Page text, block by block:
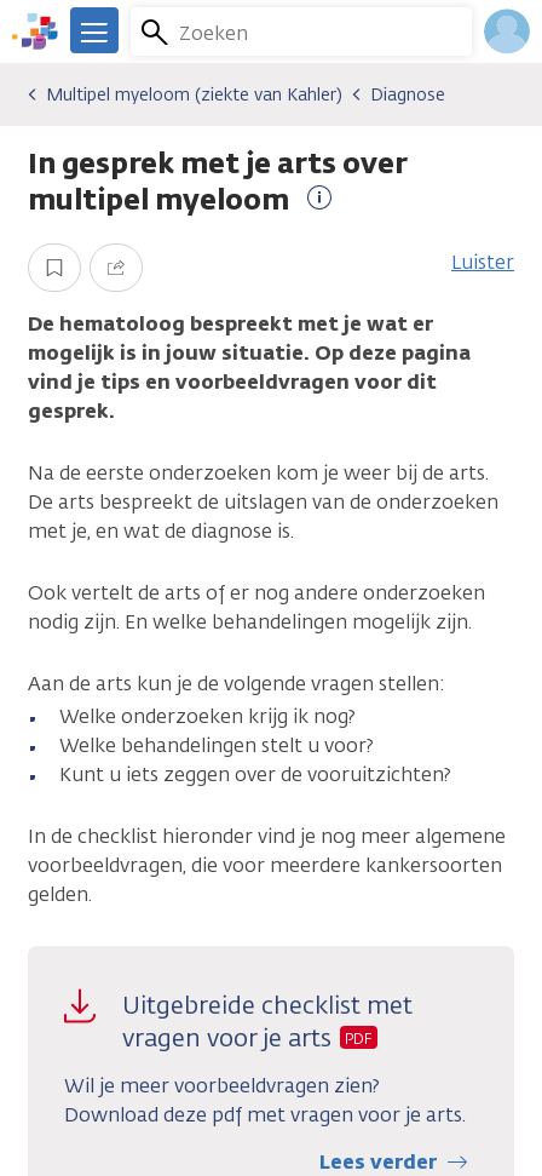
Overslaan
en
gaan
We
er
je.
Kanker.nl
Zoeken
Menu
Kankersoorten
Multipel myeloom (ziekte van Kahler)
Diagnose
Multipel myeloom (ziekte van Kahler) Diagnose
In gesprek met je arts over
multipel myeloom
Opslaan Delen Luister
De hematoloog bespreekt met je wat er
mogelijk is in jouw situatie. Op deze pagina
vind je tips en voorbeeldvragen voor dit
gesprek.
Na de eerste onderzoeken kom je weer bij de arts.
De arts bespreekt de uitslagen van de onderzoeken
met je, en wat de diagnose is.
Ook vertelt de arts of er nog andere onderzoeken
nodig zijn. En welke behandelingen mogelijk zijn.
Aan de arts kun je de volgende vragen stellen:
Welke onderzoeken krijg ik nog?
Welke behandelingen stelt u voor?
Kunt u iets zeggen over de vooruitzichten?
In de checklist hieronder vind je nog meer algemene
voorbeeldvragen, die voor meerdere kankersoorten
gelden.
Uitgebreide checklist met
vragen voor je arts
PDF
Wil je meer voorbeeldvragen zien?
Download deze pdf met vragen voor je arts.
Lees verder